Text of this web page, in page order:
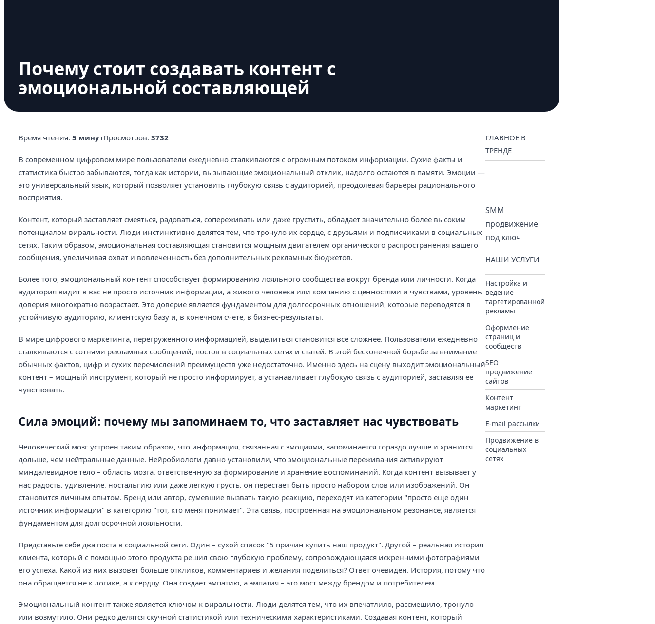
Почему стоит создавать контент с
эмоциональной составляющей
Время чтения: 5 минутПросмотров: 3732
В современном цифровом мире пользователи ежедневно сталкиваются с огромным потоком информации. Сухие факты и
статистика быстро забываются, тогда как истории, вызывающие эмоциональный отклик, надолго остаются в памяти. Эмоции —
это универсальный язык, который позволяет установить глубокую связь с аудиторией, преодолевая барьеры рационального
восприятия.
Контент, который заставляет смеяться, радоваться, сопереживать или даже грустить, обладает значительно более высоким
потенциалом виральности. Люди инстинктивно делятся тем, что тронуло их сердце, с друзьями и подписчиками в социальных
сетях. Таким образом, эмоциональная составляющая становится мощным двигателем органического распространения вашего
сообщения, увеличивая охват и вовлеченность без дополнительных рекламных бюджетов.
Более того, эмоциональный контент способствует формированию лояльного сообщества вокруг бренда или личности. Когда
аудитория видит в вас не просто источник информации, а живого человека или компанию с ценностями и чувствами, уровень
доверия многократно возрастает. Это доверие является фундаментом для долгосрочных отношений, которые переводятся в
устойчивую аудиторию, клиентскую базу и, в конечном счете, в бизнес-результаты.
В мире цифрового маркетинга, перегруженного информацией, выделиться становится все сложнее. Пользователи ежедневно
сталкиваются с сотнями рекламных сообщений, постов в социальных сетях и статей. В этой бесконечной борьбе за внимание
обычных фактов, цифр и сухих перечислений преимуществ уже недостаточно. Именно здесь на сцену выходит эмоциональный
контент – мощный инструмент, который не просто информирует, а устанавливает глубокую связь с аудиторией, заставляя ее
чувствовать.
Сила эмоций: почему мы запоминаем то, что заставляет нас чувствовать
Человеческий мозг устроен таким образом, что информация, связанная с эмоциями, запоминается гораздо лучше и хранится
дольше, чем нейтральные данные. Нейробиологи давно установили, что эмоциональные переживания активируют
миндалевидное тело – область мозга, ответственную за формирование и хранение воспоминаний. Когда контент вызывает у
нас радость, удивление, ностальгию или даже легкую грусть, он перестает быть просто набором слов или изображений. Он
становится личным опытом. Бренд или автор, сумевшие вызвать такую реакцию, переходят из категории "просто еще один
источник информации" в категорию "тот, кто меня понимает". Эта связь, построенная на эмоциональном резонансе, является
фундаментом для долгосрочной лояльности.
Представьте себе два поста в социальной сети. Один – сухой список "5 причин купить наш продукт". Другой – реальная история
клиента, который с помощью этого продукта решил свою глубокую проблему, сопровождающаяся искренними фотографиями
его успеха. Какой из них вызовет больше откликов, комментариев и желания поделиться? Ответ очевиден. История, потому что
она обращается не к логике, а к сердцу. Она создает эмпатию, а эмпатия – это мост между брендом и потребителем.
Эмоциональный контент также является ключом к виральности. Люди делятся тем, что их впечатлило, рассмешило, тронуло
или возмутило. Они редко делятся скучной статистикой или техническими характеристиками. Создавая контент, который
ГЛАВНОЕ В
ТРЕНДЕ
SMM
продвижение
под ключ
НАШИ УСЛУГИ
Настройка и
ведение
таргетированной
рекламы
Оформление
страниц и
сообществ
SEO
продвижение
сайтов
Контент
маркетинг
E-mail рассылки
Продвижение в
социальных
сетях